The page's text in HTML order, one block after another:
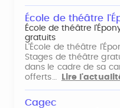
École de théâtre
École de théâtre
gratuits
L'École de théâtre
Stages de théâtre
dans le cadre de sa
offerts…
Lire
Cagec